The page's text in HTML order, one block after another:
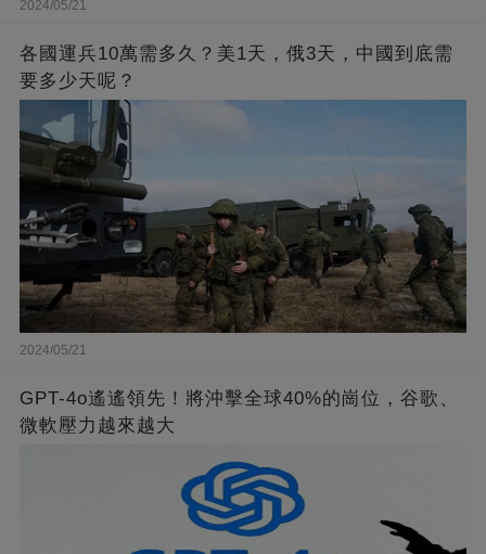
2024/05/21
各國運兵10萬需多久？美1天，俄3天，中國到底需
要多少天呢？
2024/05/21
GPT-4o遙遙領先！將沖擊全球40%的崗位，谷歌、
微軟壓力越來越大